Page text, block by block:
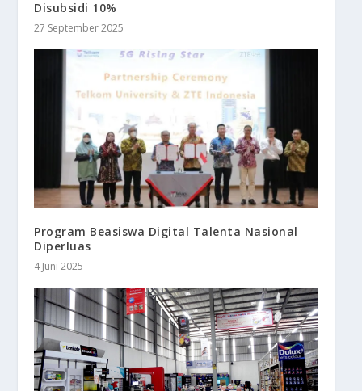
Disubsidi 10%
27 September 2025
Program Beasiswa Digital Talenta Nasional
Diperluas
4 Juni 2025